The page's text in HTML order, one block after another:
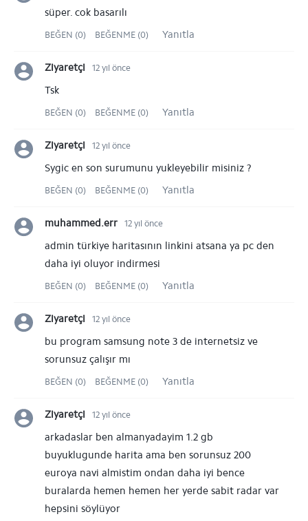
süper. cok basarılı
BEĞEN (0) BEĞENME (0) Yanıtla
Ziyaretçi 12 yıl önce
Tsk
BEĞEN (0) BEĞENME (0) Yanıtla
Ziyaretçi 12 yıl önce
Sygic en son surumunu yukleyebilir misiniz ?
BEĞEN (0) BEĞENME (0) Yanıtla
muhammed.err 12 yıl önce
admin türkiye haritasının linkini atsana ya pc den
daha iyi oluyor indirmesi
BEĞEN (0) BEĞENME (0) Yanıtla
Ziyaretçi 12 yıl önce
bu program samsung note 3 de internetsiz ve
sorunsuz çalışır mı
BEĞEN (0) BEĞENME (0) Yanıtla
Ziyaretçi 12 yıl önce
arkadaslar ben almanyadayim 1.2 gb
buyuklugunde harita ama ben sorunsuz 200
euroya navi almistim ondan daha iyi bence
buralarda hemen hemen her yerde sabit radar var
hepsini söylüyor